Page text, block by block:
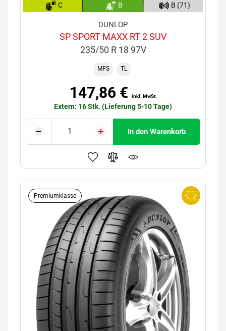
C B B (71)
DUNLOP
SP SPORT MAXX RT 2 SUV
235/50 R 18 97V
MFS TL
147,86 € inkl. MwSt.
Extern: 16 Stk. (Lieferung 5-10 Tage)
In den Warenkorb
Premiumklasse